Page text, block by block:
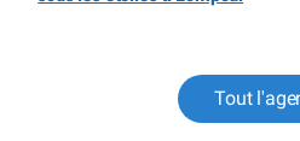
Tout